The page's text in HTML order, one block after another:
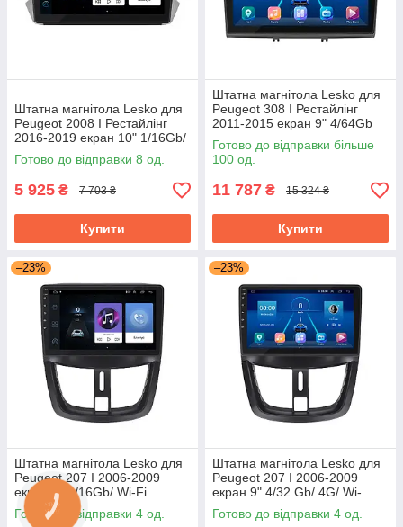
Штатна магнітола Lesko для
Peugeot 2008 I Рестайлінг
2016-2019 екран 10" 1/16Gb/
Wi-Fi Optima GPS Android
Готово до відправки 8 од.
5 925 ₴ 7 703 ₴
Купити
Штатна магнітола Lesko для
Peugeot 308 I Рестайлінг
2011-2015 екран 9" 4/64Gb
Grey/4G/ Wi-Fi/CarPlay Top
GPS
Готово до відправки більше
100 од.
11 787 ₴ 15 324 ₴
Купити
–23%
Штатна магнітола Lesko для
Peugeot 207 I 2006-2009
екран 9" 1/16Gb/ Wi-Fi
Optima GPS Android Пожо
Готово до відправки 4 од.
–23%
Штатна магнітола Lesko для
Peugeot 207 I 2006-2009
екран 9" 4/32 Gb/ 4G/ Wi-
Fi/CarPlay Top GPS Android
Готово до відправки 4 од.